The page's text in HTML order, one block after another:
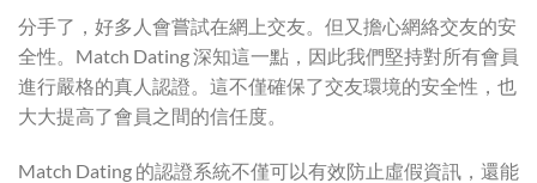
分手了，好多人會嘗試在網上交友。但又擔心網絡交友的安
全性。Match Dating 深知這一點，因此我們堅持對所有會員
進行嚴格的真人認證。這不僅確保了交友環境的安全性，也
大大提高了會員之間的信任度。
Match Dating 的認證系統不僅可以有效防止虛假資訊，還能